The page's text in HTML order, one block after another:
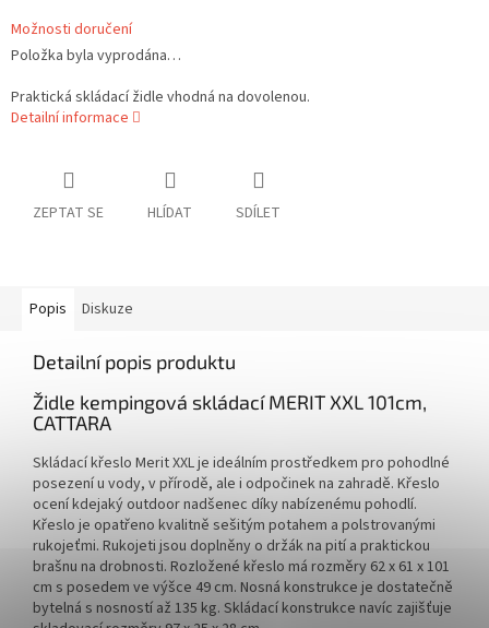
Možnosti doručení
Položka byla vyprodána…
Praktická skládací židle vhodná na dovolenou.
Detailní informace
ZEPTAT SE HLÍDAT SDÍLET
Popis Diskuze
Detailní popis produktu
Židle kempingová skládací MERIT XXL 101cm,
CATTARA
Skládací křeslo Merit XXL je ideálním prostředkem pro pohodlné
posezení u vody, v přírodě, ale i odpočinek na zahradě. Křeslo
ocení kdejaký outdoor nadšenec díky nabízenému pohodlí.
Křeslo je opatřeno kvalitně sešitým potahem a polstrovanými
rukojeťmi. Rukojeti jsou doplněny o držák na pití a praktickou
brašnu na drobnosti. Rozložené křeslo má rozměry 62 x 61 x 101
cm s posedem ve výšce 49 cm. Nosná konstrukce je dostatečně
bytelná s nosností až 135 kg. Skládací konstrukce navíc zajišťuje